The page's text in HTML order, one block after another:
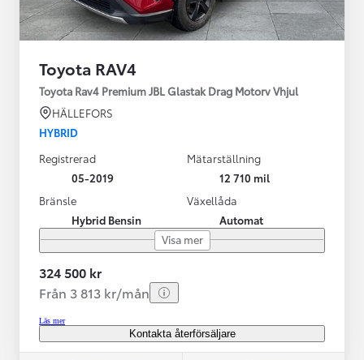
Toyota RAV4
Toyota Rav4 Premium JBL Glastak Drag Motorv Vhjul
HÄLLEFORS
HYBRID
Registrerad
05-2019
Mätarställning
12 710 mil
Bränsle
Hybrid Bensin
Växellåda
Automat
Visa mer
324 500 kr
Från 3 813 kr/mån
Läs mer
Kontakta återförsäljare